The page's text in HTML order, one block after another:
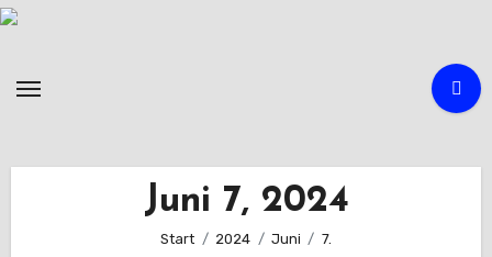
Zum
Juni 7, 2024
Start 2024 Juni 7.